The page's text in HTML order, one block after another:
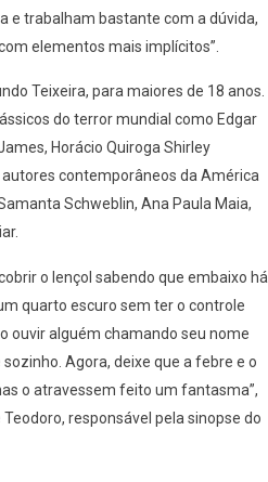
e trabalham bastante com a dúvida,
elementos mais implícitos”.
Teixeira, para maiores de 18 anos.
do terror mundial como Edgar
Horácio Quiroga Shirley
contemporâneos da América
Schweblin, Ana Paula Maia,
o lençol sabendo que embaixo há
quarto escuro sem ter o controle
ouvir alguém chamando seu nome
Agora, deixe que a febre e o
o atravessem feito um fantasma”,
responsável pela sinopse do